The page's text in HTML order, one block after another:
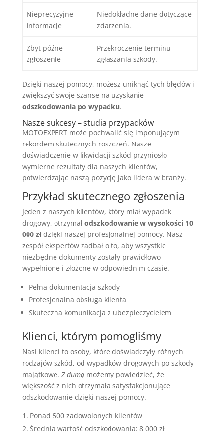
Nieprecyzyjne
informacje
Niedokładne dane dotyczące
zdarzenia.
Zbyt późne
zgłoszenie
Przekroczenie terminu
zgłaszania szkody.
Dzięki naszej pomocy, możesz uniknąć tych błędów i
zwiększyć swoje szanse na uzyskanie
odszkodowania po wypadku.
Nasze sukcesy – studia przypadków
MOTOEXPERT może pochwalić się imponującym
rekordem skutecznych roszczeń. Nasze
doświadczenie w likwidacji szkód przyniosło
wymierne rezultaty dla naszych klientów,
potwierdzając naszą pozycję jako lidera w branży.
Przykład skutecznego zgłoszenia
Jeden z naszych klientów, który miał wypadek
drogowy, otrzymał odszkodowanie w wysokości 10
000 złdzięki naszej profesjonalnej pomocy. Nasz
zespół ekspertów zadbał o to, aby wszystkie
niezbędne dokumenty zostały prawidłowo
wypełnione i złożone w odpowiednim czasie.
Pełna dokumentacja szkody
Profesjonalna obsługa klienta
Skuteczna komunikacja z ubezpieczycielem
Klienci, którym pomogliśmy
Nasi klienci to osoby, które doświadczyły różnych
rodzajów szkód, od wypadków drogowych po szkody
majątkowe. Z dumąmożemy powiedzieć, że
większość z nich otrzymała satysfakcjonujące
odszkodowanie dzięki naszej pomocy.
Ponad 500 zadowolonych klientów
Średnia wartość odszkodowania: 8 000 zł